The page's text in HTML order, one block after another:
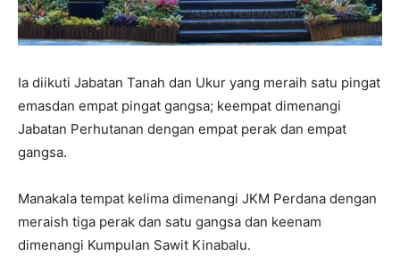
Ia diikuti Jabatan Tanah dan Ukur yang meraih satu pingat
emasdan empat pingat gangsa; keempat dimenangi
Jabatan Perhutanan dengan empat perak dan empat
gangsa.
Manakala tempat kelima dimenangi JKM Perdana dengan
meraish tiga perak dan satu gangsa dan keenam
dimenangi Kumpulan Sawit Kinabalu.